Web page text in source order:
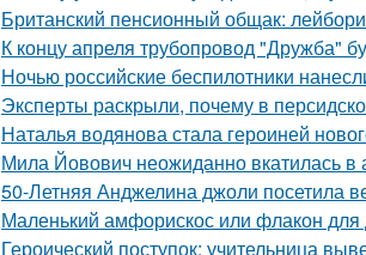
Британский пенсионный общак:
К концу апреля трубопровод "Дружба"
Ночью российские беспилотники
Эксперты раскрыли, почему в
Наталья водянова стала героиней
Мила Йовович неожиданно вкатилась в
50-Летняя Анджелина джоли посетила
Маленький амфорискос или флакон для
Героический поступок: учительница